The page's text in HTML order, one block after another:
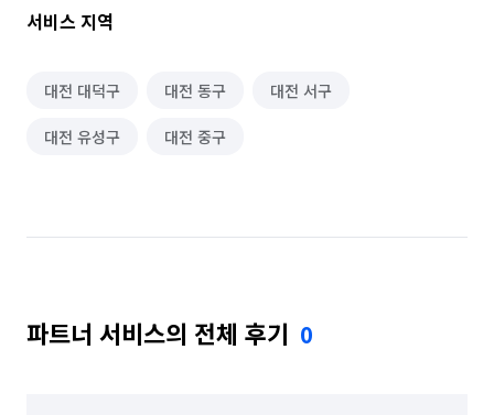
서비스 지역
대전 대덕구 대전 동구 대전 서구
대전 유성구 대전 중구
파트너 서비스의 전체 후기 0